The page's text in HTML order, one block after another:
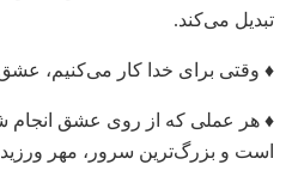
تبدیل می‌کند.
♦ وقتی برای خدا کار می‌کنیم، عشق
♦ هر عملی که از روی عشق انجام
است و بزرگ‌ترین سرور، مهر